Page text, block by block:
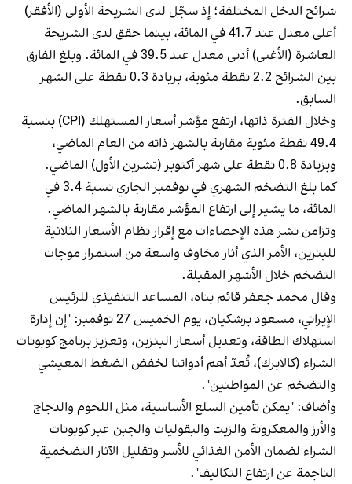
شرائح الدخل المختلفة؛ إذ سجّل لدى الشريحة الأولى (الأفقر)
أعلى معدل عند 41.7 في المائة، بينما حقق لدى الشريحة
العاشرة (الأغنى) أدنى معدل عند 39.5 في المائة. وبلغ الفارق
بين الشرائح 2.2 نقطة مئوية، بزيادة 0.3 نقطة على الشهر
السابق.
وخلال الفترة ذاتها، ارتفع مؤشر أسعار المستهلك (CPI) بنسبة
49.4 نقطة مئوية مقارنة بالشهر ذاته من العام الماضي،
وبزيادة 0.8 نقطة على شهر أكتوبر (تشرين الأول) الماضي.
كما بلغ التضخم الشهري في نوفمبر الجاري نسبة 3.4 في
المائة، ما يشير إلى ارتفاع المؤشر مقارنة بالشهر الماضي.
وتزامن نشر هذه الإحصاءات مع إقرار نظام الأسعار الثلاثية
للبنزين، الأمر الذي أثار مخاوف واسعة من استمرار موجات
التضخم خلال الأشهر المقبلة.
وقال محمد جعفر قائم‌ بناه، المساعد التنفيذي للرئيس
الإيراني، مسعود بزشكيان، يوم الخميس 27 نوفمبر: "إن إدارة
استهلاك الطاقة، وتعديل أسعار البنزين، وتعزيز برنامج كوبونات
الشراء (كالا‌برك)، تُعدّ أهم أدواتنا لخفض الضغط المعيشي
والتضخم عن المواطنين".
وأضاف: "يمكن تأمين السلع الأساسية، مثل اللحوم والدجاج
والأرز والمعكرونة والزيت والبقوليات والجبن عبر كوبونات
الشراء لضمان الأمن الغذائي للأسر وتقليل الآثار التضخمية
الناجمة عن ارتفاع التكاليف".